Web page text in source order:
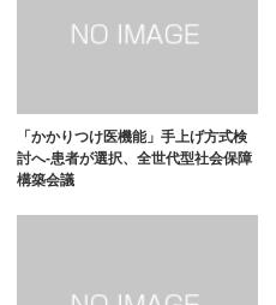
「かかりつけ医機能」手上げ方式検
討へ-患者が選択、全世代型社会保障
構築会議